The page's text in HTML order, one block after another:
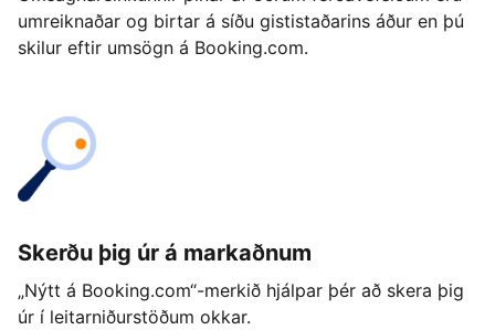
umreiknaðar og birtar á síðu gististaðarins áður en þú
skilur eftir umsögn á Booking.com.
Skerðu þig úr á markaðnum
„Nýtt á Booking.com“-merkið hjálpar þér að skera þig
úr í leitarniðurstöðum okkar.